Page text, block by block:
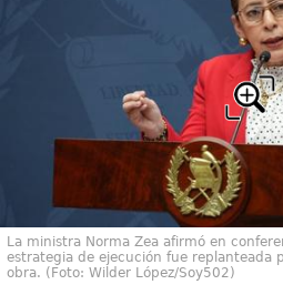
La ministra Norma Zea afirmó en
estrategia de ejecución fue replanteada
obra. (Foto: Wilder López/Soy502)